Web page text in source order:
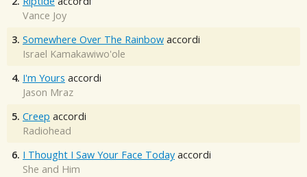
Vance Joy
3. Somewhere Over The Rainbow accordi
Israel Kamakawiwo'ole
4. I'm Yours accordi
Jason Mraz
5. Creep accordi
Radiohead
6. I Thought I Saw Your Face Today accordi
She and Him